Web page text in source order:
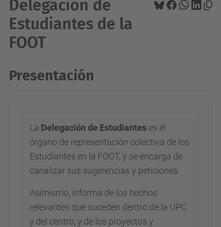
Delegación de
Estudiantes de la
FOOT
Presentación
La Delegación de Estudiantes es el
órgano de representación colectiva de los
Estudiantes en la FOOT, y se encarga de
canalizar sus sugerencias y peticiones.
Asimismo, informa de los hechos
relevantes que suceden dentro de la UPC
y del centro, y de los proyectos y